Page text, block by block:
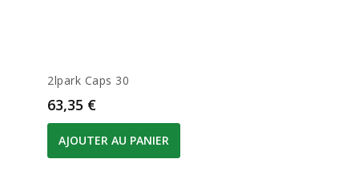
2lpark Caps 30
Prix
63,35 €
AJOUTER AU PANIER